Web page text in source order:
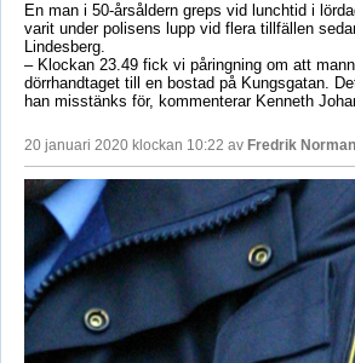
En man i 50-årsåldern greps vid lunchtid i
varit under polisens lupp vid flera tillfällen
Lindesberg.
– Klockan 23.49 fick vi påringning om att
dörrhandtaget till en bostad på Kungsgatan.
han misstänks för, kommenterar Kenneth
20 januari 2020 klockan 10:22 av Fredrik Norman